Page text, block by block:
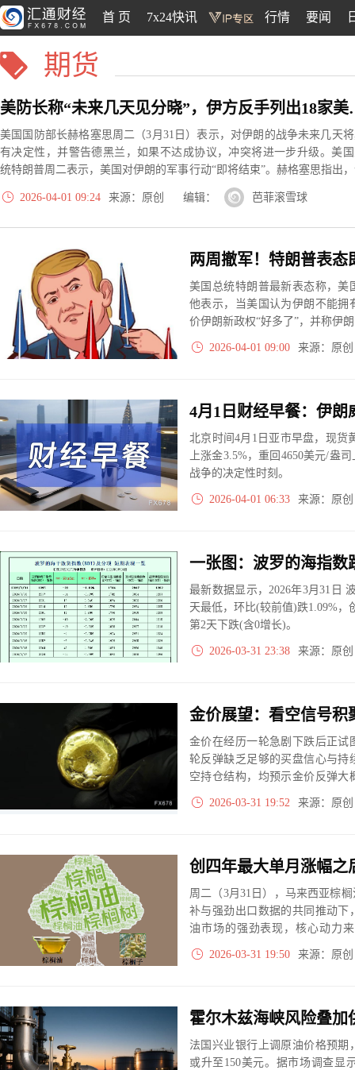
首 页 7x24快讯 行情 要闻
期货
美防长称“
美国国防部长赫格塞思周二（3月31日）表示，对伊朗的战争未来几天
有决定性，并警告德黑兰，如果不达成协议，冲突将进一步升级。美
统特朗普周二表示，美国对伊朗的军事行动“即将结束”。赫格塞思指出
判正在进行且取得积极进展，但如果伊朗不配合，美国已准备好继续
去。
2026-04-01 09:24 来源：原创 编辑： 芭菲滚雪球
美国总统特朗普最新表态称，美
他表示，当美国认为伊朗不能拥
价伊朗新政权“好多了”，并称伊
朗方面比自己更希望达成协议。
2026-04-01 09:00 来源：原
北京时间4月1日亚市早盘，现货
上涨金3.5%，重回4650美元/盎
战争的决定性时刻。
2026-04-01 06:33 来源：原
最新数据显示，2026年3月31日
天最低，环比(较前值)跌1.09%，
第2天下跌(含0增长)。
2026-03-31 23:38 来源：原
金价展望：看空信号积
金价在经历一轮急剧下跌后正试
轮反弹缺乏足够的买盘信心与持
空持仓结构，均预示金价反弹
4000美元关键支撑位已成为市场
2026-03-31 19:52 来源：原
周二（3月31日），马来西亚棕
补与强劲出口数据的共同推动下
油市场的强劲表现，核心动力
紧。
2026-03-31 19:50 来源：原
法国兴业银行上调原油价格预
或升至150美元。据市场调查显